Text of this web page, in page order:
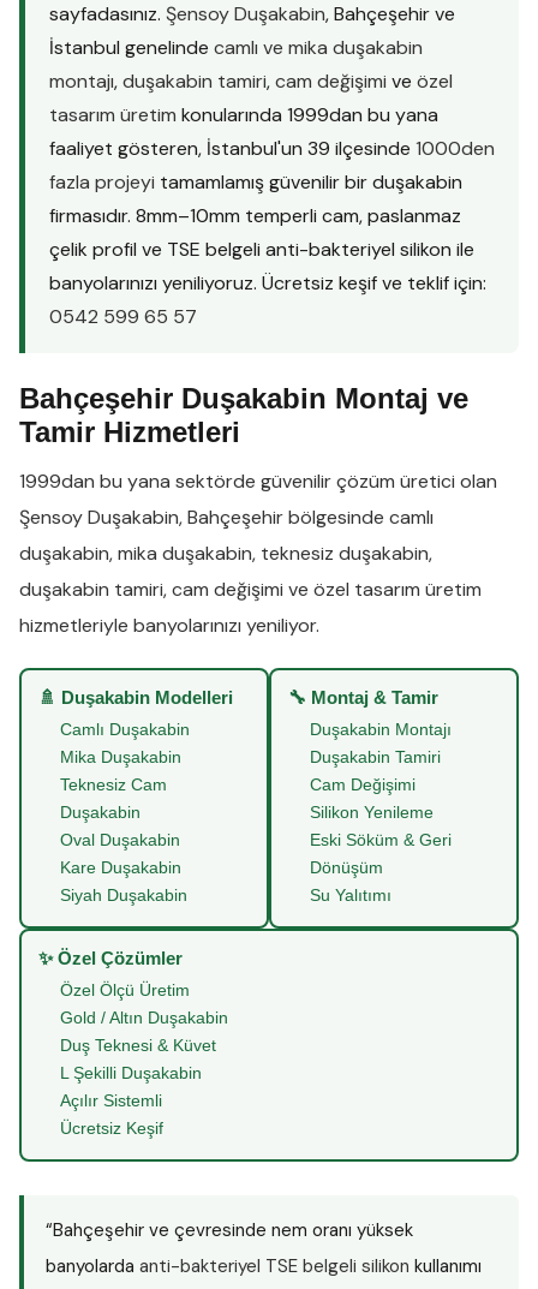
sayfadasınız. Şensoy Duşakabin, Bahçeşehir ve
İstanbul genelinde camlı ve mika duşakabin
montajı,duşakabin tamiri,cam değişimi ve özel
tasarım üretim konularında 1999dan bu yana
faaliyet gösteren, İstanbul'un 39 ilçesinde 1000den
fazla projeyi tamamlamış güvenilir bir duşakabin
firmasıdır. 8mm–10mm temperli cam, paslanmaz
çelik profil ve TSE belgeli anti-bakteriyel silikon ile
banyolarınızı yeniliyoruz. Ücretsiz keşif ve teklif için:
0542 599 65 57
Bahçeşehir Duşakabin Montaj ve
Tamir Hizmetleri
1999dan bu yana sektörde güvenilir çözüm üretici olan
Şensoy Duşakabin,Bahçeşehirbölgesinde camlı
duşakabin,mika duşakabin, teknesiz duşakabin,
duşakabin tamiri,cam değişimi ve özel tasarım üretim
hizmetleriyle banyolarınızı yeniliyor.
🚿 Duşakabin Modelleri
Camlı Duşakabin
Mika Duşakabin
Teknesiz Cam
Duşakabin
Oval Duşakabin
Kare Duşakabin
Siyah Duşakabin
🔧 Montaj & Tamir
Duşakabin Montajı
Duşakabin Tamiri
Cam Değişimi
Silikon Yenileme
Eski Söküm & Geri
Dönüşüm
Su Yalıtımı
✨ Özel Çözümler
Özel Ölçü Üretim
Gold / Altın Duşakabin
Duş Teknesi & Küvet
L Şekilli Duşakabin
Açılır Sistemli
Ücretsiz Keşif
“Bahçeşehir ve çevresinde nem oranı yüksek
banyolarda anti-bakteriyel TSE belgeli silikon kullanımı